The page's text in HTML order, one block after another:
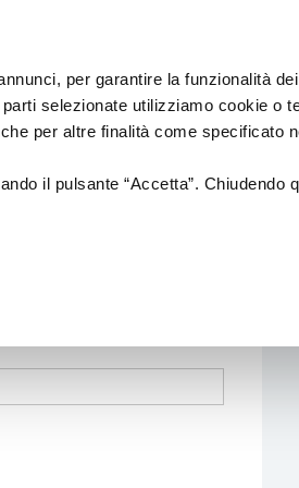
per garantire la funzionalità
selezionate utilizziamo cookie o
per altre finalità come specificato
il pulsante “Accetta”. Chiudendo
Sistema dello
Teatri di tradizione
Assessorato
Cultura
Paesaggio